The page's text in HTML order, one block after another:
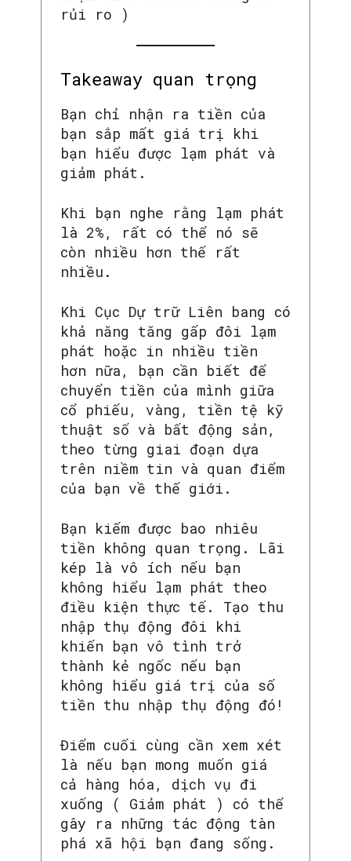
rủi ro )
Takeaway quan trọng
Bạn chỉ nhận ra tiền của
bạn sắp mất giá trị khi
bạn hiểu được lạm phát và
giảm phát.
Khi bạn nghe rằng lạm phát
là 2%, rất có thể nó sẽ
còn nhiều hơn thế rất
nhiều.
Khi Cục Dự trữ Liên bang có
khả năng tăng gấp đôi lạm
phát hoặc in nhiều tiền
hơn nữa, bạn cần biết để
chuyển tiền của mình giữa
cổ phiếu, vàng, tiền tệ kỹ
thuật số và bất động sản,
theo từng giai đoạn dựa
trên niềm tin và quan điểm
của bạn về thế giới.
Bạn kiếm được bao nhiêu
tiền không quan trọng. Lãi
kép là vô ích nếu bạn
không hiểu lạm phát theo
điều kiện thực tế. Tạo thu
nhập thụ động đôi khi
khiến bạn vô tình trở
thành kẻ ngốc nếu bạn
không hiểu giá trị của số
tiền thu nhập thụ động đó!
Điểm cuối cùng cần xem xét
là nếu bạn mong muốn giá
cả hàng hóa, dịch vụ đi
xuống ( Giảm phát ) có thể
gây ra những tác động tàn
phá xã hội bạn đang sống.